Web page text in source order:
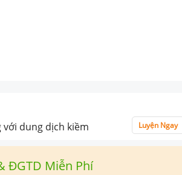
dung dịch kiềm
Luyện Ngay
ĐGTD Miễn Phí